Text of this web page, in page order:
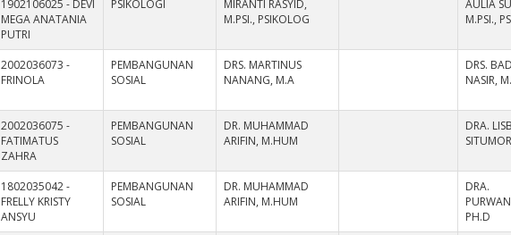
1902106025 - DEVI
MEGA ANATANIA
PUTRI
PSIKOLOGI
MIRANTI RASYID,
M.PSI., PSIKOLOG
AULIA
M.PSI.,
2002036073 -
FRINOLA
PEMBANGUNAN
SOSIAL
DRS. MARTINUS
NANANG, M.A
DRS.
NASIR,
2002036075 -
FATIMATUS
ZAHRA
PEMBANGUNAN
SOSIAL
DR. MUHAMMAD
ARIFIN, M.HUM
DRA.
1802035042 -
FRELLY KRISTY
ANSYU
PEMBANGUNAN
SOSIAL
DR. MUHAMMAD
ARIFIN, M.HUM
DRA.
PH.D